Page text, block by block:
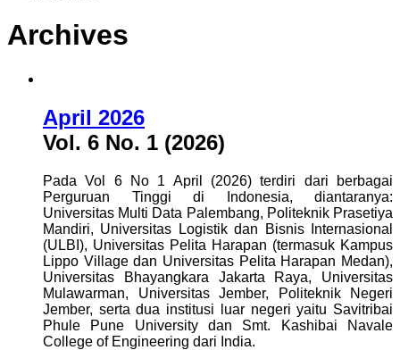
Archives
April 2026
Vol. 6 No. 1 (2026)
Pada Vol 6 No 1 April (2026) terdiri dari berbagai
Perguruan Tinggi di Indonesia, diantaranya:
Universitas Multi Data Palembang, Politeknik Prasetiya
Mandiri, Universitas Logistik dan Bisnis Internasional
(ULBI), Universitas Pelita Harapan (termasuk Kampus
Lippo Village dan Universitas Pelita Harapan Medan),
Universitas Bhayangkara Jakarta Raya, Universitas
Mulawarman, Universitas Jember, Politeknik Negeri
Jember, serta dua institusi luar negeri yaitu Savitribai
Phule Pune University dan Smt. Kashibai Navale
College of Engineering dari India.